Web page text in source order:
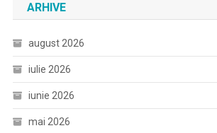
ARHIVE
august 2026
iulie 2026
iunie 2026
mai 2026